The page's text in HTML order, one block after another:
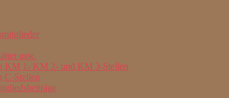
usw.
KM 1- KM 2- und KM 3-Stellen
C-Stellen